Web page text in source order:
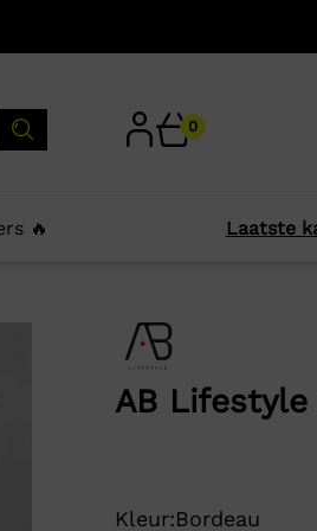
0
🔥 Laatste
voor je?
AB
Kleur:Bordeau